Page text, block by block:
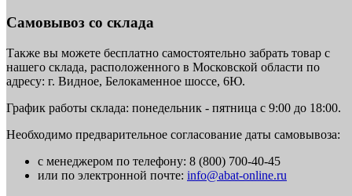
Самовывоз со склада
Также вы можете бесплатно самостоятельно забрать товар с
нашего склада, расположенного в Московской области по
адресу: г. Видное, Белокаменное шоссе, 6Ю.
График работы склада: понедельник - пятница с 9:00 до 18:00.
Необходимо предварительное согласование даты самовывоза:
с менеджером по телефону: 8 (800) 700-40-45
или по электронной почте: info@abat-online.ru